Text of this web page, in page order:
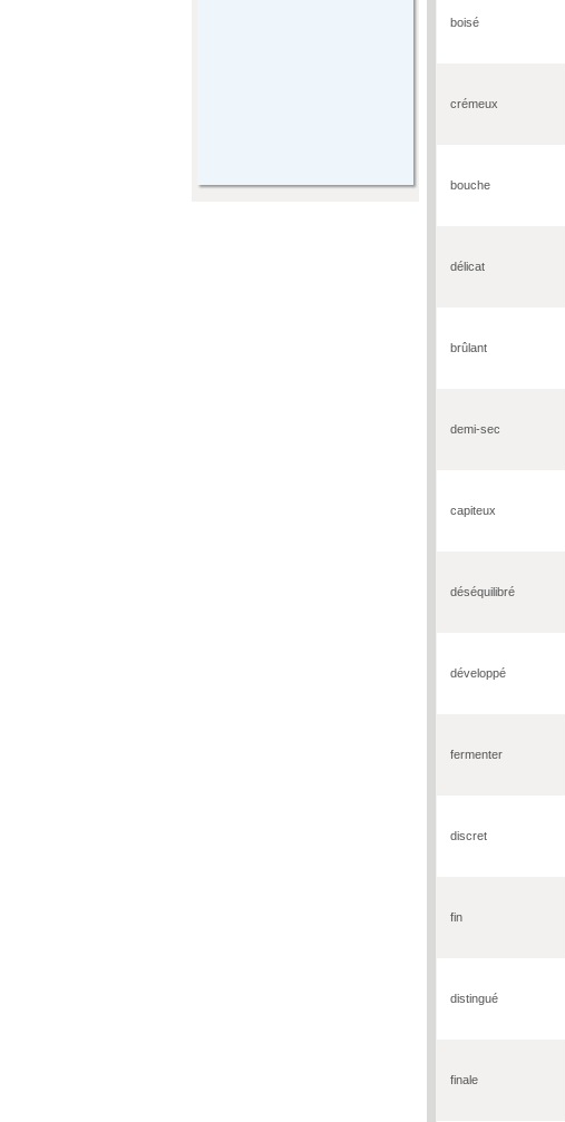
boisé
crémeux
bouche
délicat
brûlant
demi-sec
capiteux
déséquilibré
développé
fermenter
discret
fin
distingué
finale